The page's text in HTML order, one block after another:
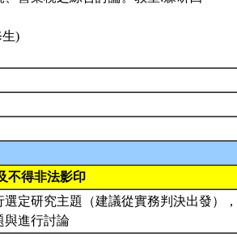
)
不得非法影印
定研究主題（建議從實務判決出發），
與進行討論